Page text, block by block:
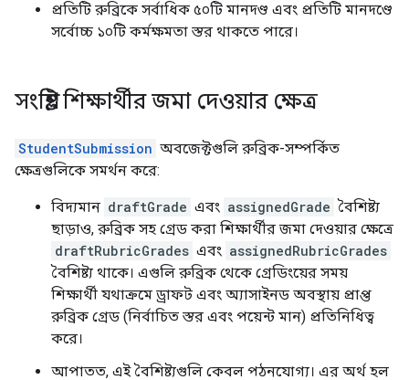
প্রতিটি রুব্রিকে সর্বাধিক ৫০টি মানদণ্ড এবং প্রতিটি মানদণ্ডে
সর্বোচ্চ ১০টি কর্মক্ষমতা স্তর থাকতে পারে।
সংশ্লিষ্ট শিক্ষার্থীর জমা দেওয়ার ক্ষেত্র
StudentSubmission অবজেক্টগুলি রুব্রিক-সম্পর্কিত
ক্ষেত্রগুলিকে সমর্থন করে:
বিদ্যমান draftGrade এবং assignedGrade বৈশিষ্ট্য
ছাড়াও, রুব্রিক সহ গ্রেড করা শিক্ষার্থীর জমা দেওয়ার ক্ষেত্রে
draftRubricGrades এবং assignedRubricGrades
বৈশিষ্ট্য থাকে। এগুলি রুব্রিক থেকে গ্রেডিংয়ের সময়
শিক্ষার্থী যথাক্রমে ড্রাফট এবং অ্যাসাইনড অবস্থায় প্রাপ্ত
রুব্রিক গ্রেড (নির্বাচিত স্তর এবং পয়েন্ট মান) প্রতিনিধিত্ব
করে।
আপাতত, এই বৈশিষ্ট্যগুলি কেবল পঠনযোগ্য। এর অর্থ হল